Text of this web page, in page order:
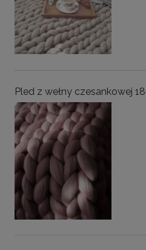
Pled z wełny czesankowej